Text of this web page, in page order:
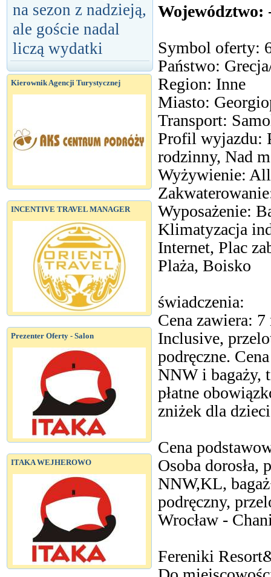
na sezon z nadzieją,
ale goście nadal
liczą wydatki
Kierownik Agencji Turystycznej
INCENTIVE TRAVEL MANAGER
Prezenter Oferty - Salon
ITAKA WEJHEROWO
Województwo:
Symbol oferty:
Państwo:
Region: Inne
Miasto:
Transport:
Profil wyjazdu:
rodzinny, Nad
Wyżywienie:
Wyposażenie:
Klimatyzacja
Internet, Plac
Plaża, Boisko
świadczenia:
Cena zawiera:
Inclusive,
podręczne.
NNW i bagaży,
płatne
zniżek dla
Cena
Osoba dorosła,
NNW,KL,
podręczny,
Wrocław -
Fereniki